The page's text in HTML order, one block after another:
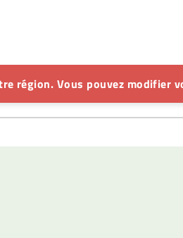
région. Vous pouvez modifier